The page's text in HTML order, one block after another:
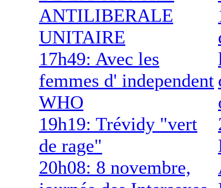
ANTILIBERALE
UNITAIRE
17h49: Avec les
femmes d' independent
WHO
19h19: Trévidy "vert
de rage"
20h08: 8 novembre,